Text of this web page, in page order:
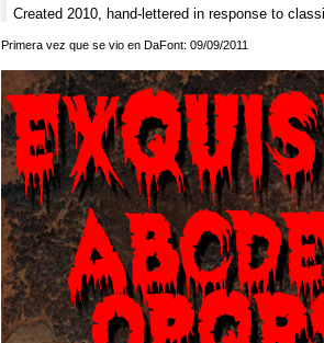
Created 2010, hand-lettered in response to
Primera vez que se vio en DaFont: 09/09/2011